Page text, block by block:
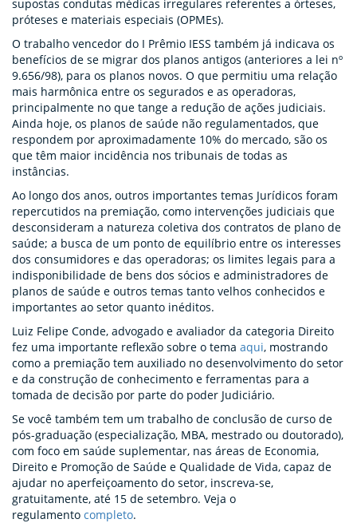
supostas condutas médicas irregulares referentes a órteses,
próteses e materiais especiais (OPMEs).
O trabalho vencedor do I Prêmio IESS também já indicava os
benefícios de se migrar dos planos antigos (anteriores a lei nº
9.656/98), para os planos novos. O que permitiu uma relação
mais harmônica entre os segurados e as operadoras,
principalmente no que tange a redução de ações judiciais.
Ainda hoje, os planos de saúde não regulamentados, que
respondem por aproximadamente 10% do mercado, são os
que têm maior incidência nos tribunais de todas as
instâncias.
Ao longo dos anos, outros importantes temas Jurídicos foram
repercutidos na premiação, como intervenções judiciais que
desconsideram a natureza coletiva dos contratos de plano de
saúde; a busca de um ponto de equilíbrio entre os interesses
dos consumidores e das operadoras; os limites legais para a
indisponibilidade de bens dos sócios e administradores de
planos de saúde e outros temas tanto velhos conhecidos e
importantes ao setor quanto inéditos.
Luiz Felipe Conde, advogado e avaliador da categoria Direito
fez uma importante reflexão sobre o tema aqui, mostrando
como a premiação tem auxiliado no desenvolvimento do setor
e da construção de conhecimento e ferramentas para a
tomada de decisão por parte do poder Judiciário.
Se você também tem um trabalho de conclusão de curso de
pós-graduação (especialização, MBA, mestrado ou doutorado),
com foco em saúde suplementar, nas áreas de Economia,
Direito e Promoção de Saúde e Qualidade de Vida, capaz de
ajudar no aperfeiçoamento do setor, inscreva-se,
gratuitamente, até 15 de setembro. Veja o
regulamento completo.